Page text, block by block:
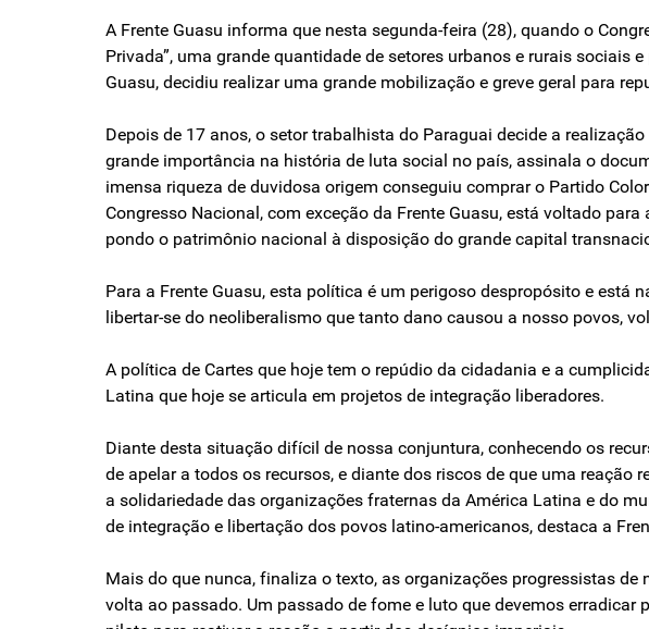
A Frente Guasu informa que nesta segunda-feira (28), quando o
Privada”, uma grande quantidade de setores urbanos e rurais sociais
Guasu, decidiu realizar uma grande mobilização e greve geral para
Depois de 17 anos, o setor trabalhista do Paraguai decide a
grande importância na história de luta social no país, assinala o
imensa riqueza de duvidosa origem conseguiu comprar o Partido
Congresso Nacional, com exceção da Frente Guasu, está voltado
pondo o patrimônio nacional à disposição do grande capital
Para a Frente Guasu, esta política é um perigoso despropósito e
libertar-se do neoliberalismo que tanto dano causou a nosso povos,
A política de Cartes que hoje tem o repúdio da cidadania e a
Latina que hoje se articula em projetos de integração liberadores.
Diante desta situação difícil de nossa conjuntura, conhecendo os
de apelar a todos os recursos, e diante dos riscos de que uma
a solidariedade das organizações fraternas da América Latina e do
de integração e libertação dos povos latino-americanos, destaca a
Mais do que nunca, finaliza o texto, as organizações progressistas
volta ao passado. Um passado de fome e luto que devemos